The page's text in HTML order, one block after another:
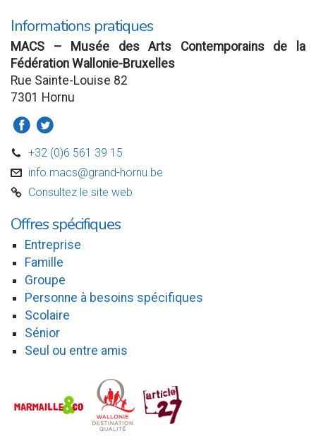
Informations pratiques
MACS – Musée des Arts Contemporains de la
Fédération Wallonie-Bruxelles
Rue Sainte-Louise 82
7301 Hornu
a b
D +32 (0)6 561 39 15
v info.macs@grand-hornu.be
C Consultez le site web
Offres spécifiques
Entreprise
Famille
Groupe
Personne à besoins spécifiques
Scolaire
Sénior
Seul ou entre amis